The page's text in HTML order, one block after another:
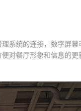
系统的连接，数字屏
对餐厅形象和信息的